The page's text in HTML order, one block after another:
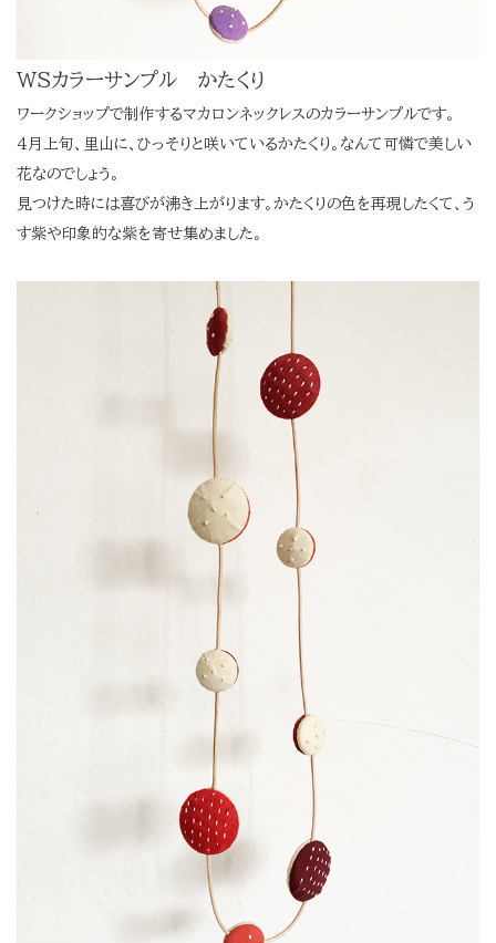
WSカラーサンプル かたくり
ワークショップで制作するマカロンネックレスのカラーサンプルです。
4月上旬、里山に、ひっそりと咲いているかたくり。なんて可憐で美しい
花なのでしょう。
見つけた時には喜びが沸き上がります。かたくりの色を再現したくて、う
す紫や印象的な紫を寄せ集めました。